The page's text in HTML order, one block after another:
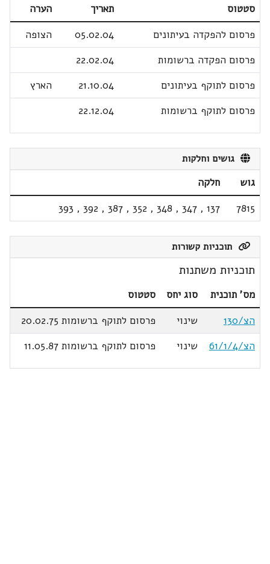
סטטוס תאריך
הערה
פרסום להפקדה בעיתונים
05.02.04
הצופה
פרסום הפקדה ברשומות
22.02.04
פרסום לתוקף בעיתונים
21.10.04
הארץ
פרסום לתוקף ברשומות
22.12.04
גושים וחלקות
גוש
חלקה
7815
137
,
347
,
348
,
352
,
387
,
392
,
393
תוכניות קשורות
תוכניות משתנות
מס' תוכנית סוג יחס
סטטוס
הצ/130
שינוי
פרסום לתוקף ברשומות 20.02.75
הצ/61/1/4
שינוי פרסום לתוקף ברשומות 11.05.87